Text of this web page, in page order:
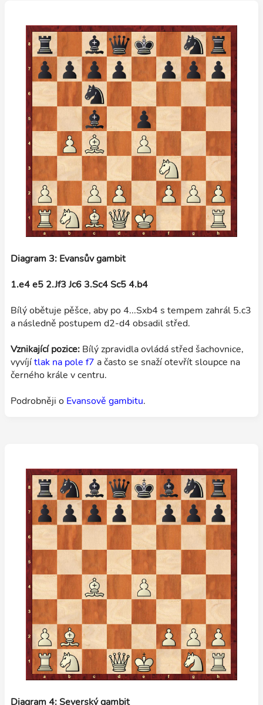
Diagram 3: Evansův gambit
1.e4 e5 2.Jf3 Jc6 3.Sc4 Sc5 4.b4
Bílý obětuje pěšce, aby po 4...Sxb4 s tempem zahrál 5.c3
a následně postupem d2-d4 obsadil střed.
Vznikající pozice: Bílý zpravidla ovládá střed šachovnice,
vyvíjítlak na pole f7 a často se snaží otevřít sloupce na
černého krále v centru.
Podrobněji o Evansově gambitu.
Diagram 4: Severský gambit